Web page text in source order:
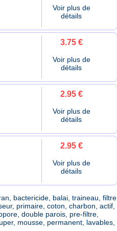
Voir plus de
détails
3.75 €
Voir plus de
détails
2.95 €
Voir plus de
détails
2.95 €
Voir plus de
détails
bactericide, balai, traineau, filtre
primaire, coton, charbon, actif,
double parois, pre-filtre,
mousse, permanent, lavables,